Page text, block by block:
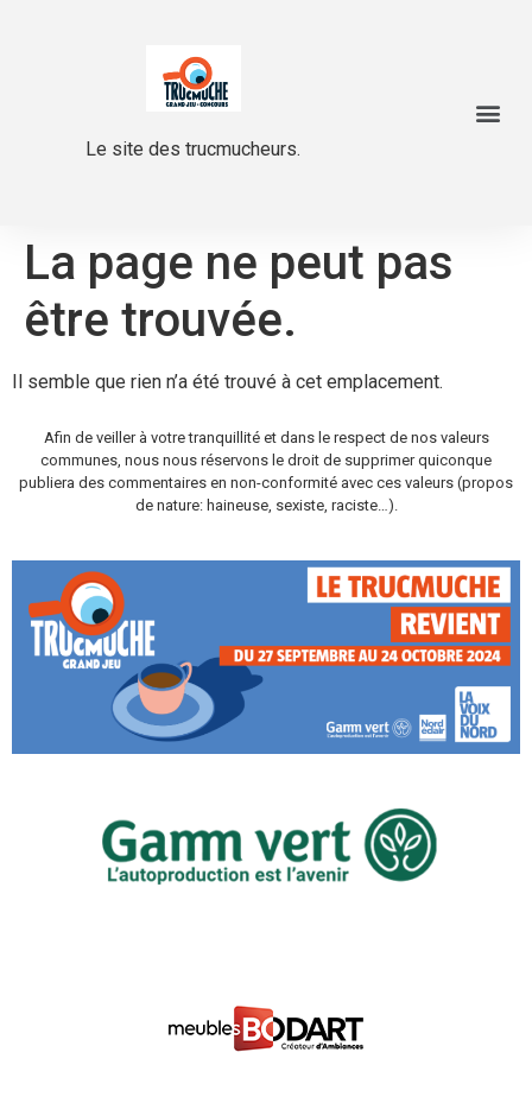
Le site des trucmucheurs.
La page ne peut pas
être trouvée.
Il semble que rien n’a été trouvé à cet emplacement.
Afin de veiller à votre tranquillité et dans le respect de nos valeurs
communes, nous nous réservons le droit de supprimer quiconque
publiera des commentaires en non-conformité avec ces valeurs (propos
de nature: haineuse, sexiste, raciste…).